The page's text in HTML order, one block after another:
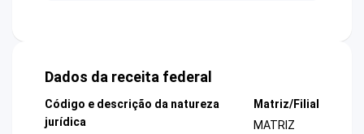
Dados da receita federal
Código e descrição da natureza
jurídica
Matriz/Filial
MATRIZ